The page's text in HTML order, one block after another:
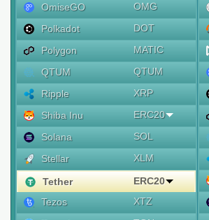
OmiseGO
OMG
Polkadot
DOT
Polygon
MATIC
QTUM
QTUM
Ripple
XRP
Shiba Inu
ERC20
Solana
SOL
Stellar
XLM
Tether
ERC20
Tezos
XTZ